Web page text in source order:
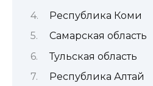
Республика Коми
Самарская область
Тульская область
Республика Алтай